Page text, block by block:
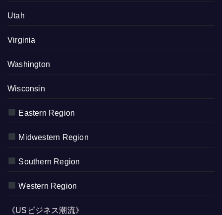
Utah
Virginia
Washington
Wisconsin
Eastern Region
Midwestern Region
Southern Region
Western Region
《USビジネス潮流》